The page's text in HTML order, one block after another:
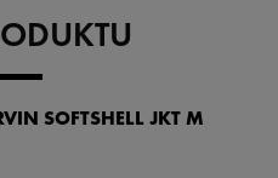
SOFTSHELL JKT M